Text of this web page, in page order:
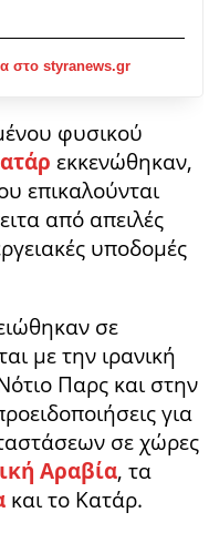
στο styranews.gr
φυσικού
εκκενώθηκαν,
επικαλούνται
από απειλές
υποδομές
σε
με την ιρανική
Παρς και στην
για
σε χώρες
Αραβία, τα
και το Κατάρ.